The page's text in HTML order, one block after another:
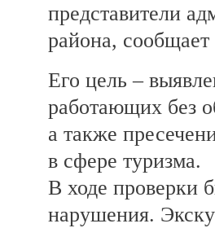
представители
района,
Его цель –
работающих без
а также
в сфере туризма.
В ходе проверки
нарушения.